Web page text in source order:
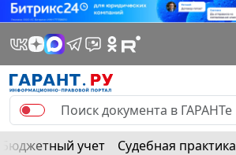
Бюджетный учет Судебная практика